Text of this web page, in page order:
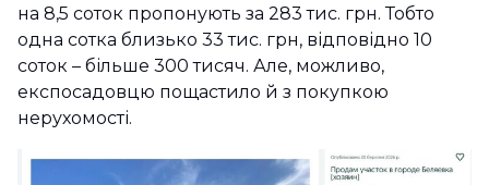
на 8,5 соток пропонують за 283 тис. грн. Тобто
одна сотка близько 33 тис. грн, відповідно 10
соток – більше 300 тисяч. Але, можливо,
експосадовцю пощастило й з покупкою
нерухомості.